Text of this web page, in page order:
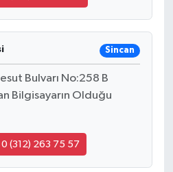
Sincan
Bulvarı No:258 B
Bilgisayarın Olduğu
0 (312) 263 75 57